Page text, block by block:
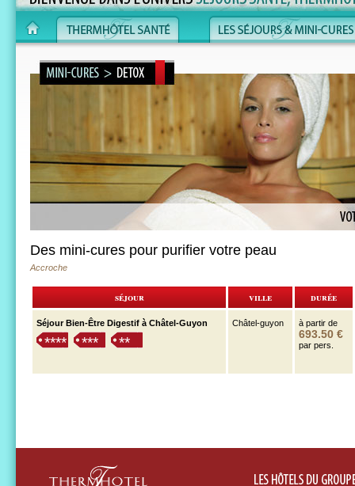
Des mini-cures pour purifier votre peau
Accroche
séjour ville durée
Séjour Bien-Être Digestif à Châtel-Guyon
**** *** **
Châtel-guyon à partir de
693.50 €
par pers.